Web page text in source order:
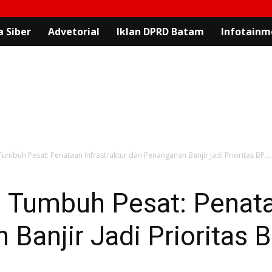
Siber Advetorial Iklan DPRD Batam
Pesat: Penataan Infrastruktur dan Penanganan Banjir Jadi Prioritas BP...
Pesat:
Banjir Jadi Prioritas